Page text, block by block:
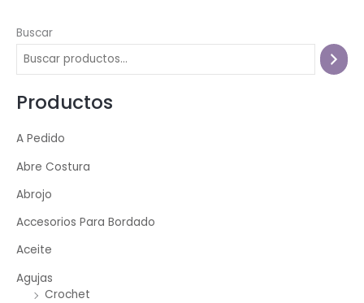
Buscar
Productos
A Pedido
Abre Costura
Abrojo
Accesorios Para Bordado
Aceite
Agujas
Crochet